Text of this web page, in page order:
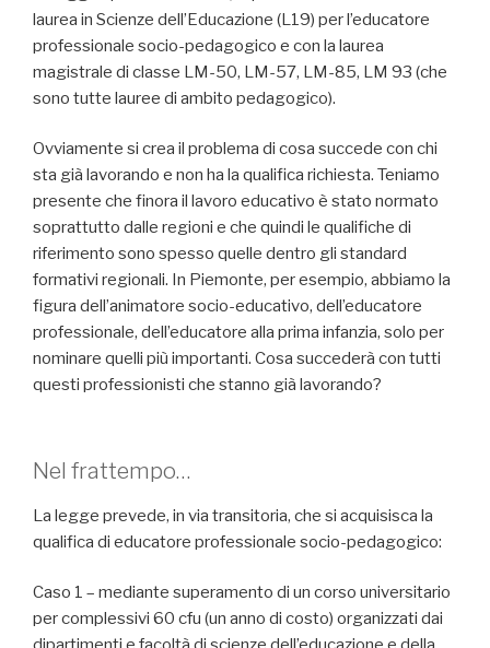
laurea in Scienze dell’Educazione (L19) per l’educatore
professionale socio-pedagogico e con la laurea
magistrale di classe LM-50, LM-57, LM-85, LM 93 (che
sono tutte lauree di ambito pedagogico).
Ovviamente si crea il problema di cosa succede con chi
sta già lavorando e non ha la qualifica richiesta. Teniamo
presente che finora il lavoro educativo è stato normato
soprattutto dalle regioni e che quindi le qualifiche di
riferimento sono spesso quelle dentro gli standard
formativi regionali. In Piemonte, per esempio, abbiamo la
figura dell’animatore socio-educativo, dell’educatore
professionale, dell’educatore alla prima infanzia, solo per
nominare quelli più importanti. Cosa succederà con tutti
questi professionisti che stanno già lavorando?
Nel frattempo…
La legge prevede, in via transitoria, che si acquisisca la
qualifica di educatore professionale socio-pedagogico:
Caso 1 – mediante superamento di un corso universitario
per complessivi 60 cfu (un anno di costo) organizzati dai